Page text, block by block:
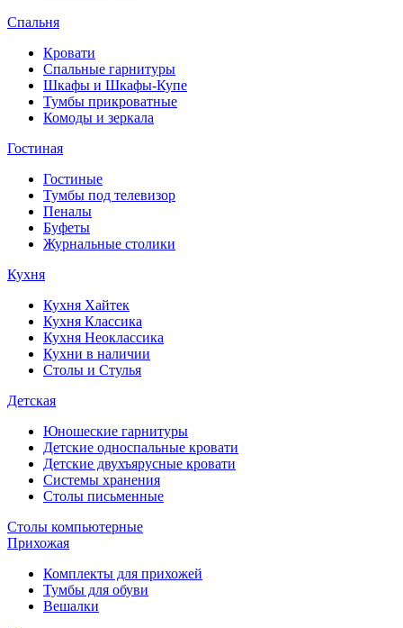
Спальня
Кровати
Спальные гарнитуры
Шкафы и Шкафы-Купе
Тумбы прикроватные
Комоды и зеркала
Гостиная
Гостиные
Тумбы под телевизор
Пеналы
Буфеты
Журнальные столики
Кухня
Кухня Хайтек
Кухня Классика
Кухня Неоклассика
Кухни в наличии
Столы и Стулья
Детская
Юношеские гарнитуры
Детские односпальные кровати
Детские двухъярусные кровати
Системы хранения
Столы письменные
Столы компьютерные
Прихожая
Комплекты для прихожей
Тумбы для обуви
Вешалки